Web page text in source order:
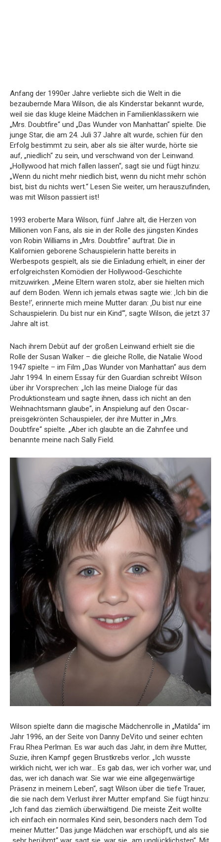
Anfang der 1990er Jahre verliebte sich die Welt in die
bezaubernde Mara Wilson, die als Kinderstar bekannt wurde,
weil sie das kluge kleine Mädchen in Familienklassikern wie
„Mrs. Doubtfire“ und „Das Wunder von Manhattan“ spielte. Die
junge Star, die am 24. Juli 37 Jahre alt wurde, schien für den
Erfolg bestimmt zu sein, aber als sie älter wurde, hörte sie
auf, „niedlich“ zu sein, und verschwand von der Leinwand.
„Hollywood hat mich fallen lassen“, sagt sie und fügt hinzu:
„Wenn du nicht mehr niedlich bist, wenn du nicht mehr schön
bist, bist du nichts wert.“ Lesen Sie weiter, um herauszufinden,
was mit Wilson passiert ist!
1993 eroberte Mara Wilson, fünf Jahre alt, die Herzen von
Millionen von Fans, als sie in der Rolle des jüngsten Kindes
von Robin Williams in „Mrs. Doubtfire“ auftrat. Die in
Kalifornien geborene Schauspielerin hatte bereits in
Werbespots gespielt, als sie die Einladung erhielt, in einer der
erfolgreichsten Komödien der Hollywood-Geschichte
mitzuwirken. „Meine Eltern waren stolz, aber sie hielten mich
auf dem Boden. Wenn ich jemals etwas sagte wie: ‚Ich bin die
Beste!‘, erinnerte mich meine Mutter daran: ‚Du bist nur eine
Schauspielerin. Du bist nur ein Kind‘“, sagte Wilson, die jetzt 37
Jahre alt ist.
Nach ihrem Debüt auf der großen Leinwand erhielt sie die
Rolle der Susan Walker – die gleiche Rolle, die Natalie Wood
1947 spielte – im Film „Das Wunder von Manhattan“ aus dem
Jahr 1994. In einem Essay für den Guardian schreibt Wilson
über ihr Vorsprechen: „Ich las meine Dialoge für das
Produktionsteam und sagte ihnen, dass ich nicht an den
Weihnachtsmann glaube“, in Anspielung auf den Oscar-
preisgekrönten Schauspieler, der ihre Mutter in „Mrs.
Doubtfire“ spielte. „Aber ich glaubte an die Zahnfee und
benannte meine nach Sally Field.
Wilson spielte dann die magische Mädchenrolle in „Matilda“ im
Jahr 1996, an der Seite von Danny DeVito und seiner echten
Frau Rhea Perlman. Es war auch das Jahr, in dem ihre Mutter,
Suzie, ihren Kampf gegen Brustkrebs verlor. „Ich wusste
wirklich nicht, wer ich war… Es gab das, wer ich vorher war, und
das, wer ich danach war. Sie war wie eine allgegenwärtige
Präsenz in meinem Leben“, sagt Wilson über die tiefe Trauer,
die sie nach dem Verlust ihrer Mutter empfand. Sie fügt hinzu:
„Ich fand das ziemlich überwältigend. Die meiste Zeit wollte
ich einfach ein normales Kind sein, besonders nach dem Tod
meiner Mutter.“ Das junge Mädchen war erschöpft, und als sie